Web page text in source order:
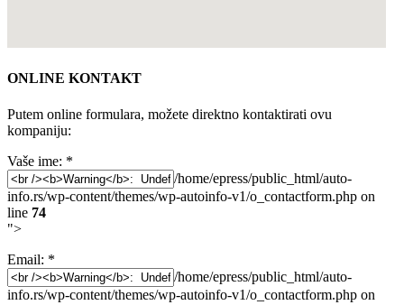
ONLINE KONTAKT
Putem online formulara, možete direktno kontaktirati ovu
kompaniju:
Vaše ime: *
/home/epress/public_html/auto-
info.rs/wp-content/themes/wp-autoinfo-v1/o_contactform.php on
line 74
">
Email: *
/home/epress/public_html/auto-
info.rs/wp-content/themes/wp-autoinfo-v1/o_contactform.php on